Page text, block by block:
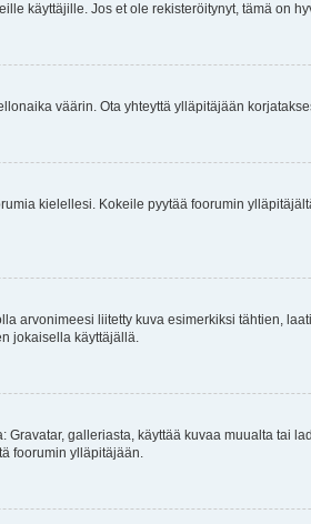
käyttäjille. Jos et ole rekisteröitynyt, tämä on
väärin. Ota yhteyttä ylläpitäjään
kielellesi. Kokeile pyytää foorumin
arvonimeesi liitetty kuva esimerkiksi tähtien,
jokaisella käyttäjällä.
galleriasta, käyttää kuvaa muualta tai
foorumin ylläpitäjään.